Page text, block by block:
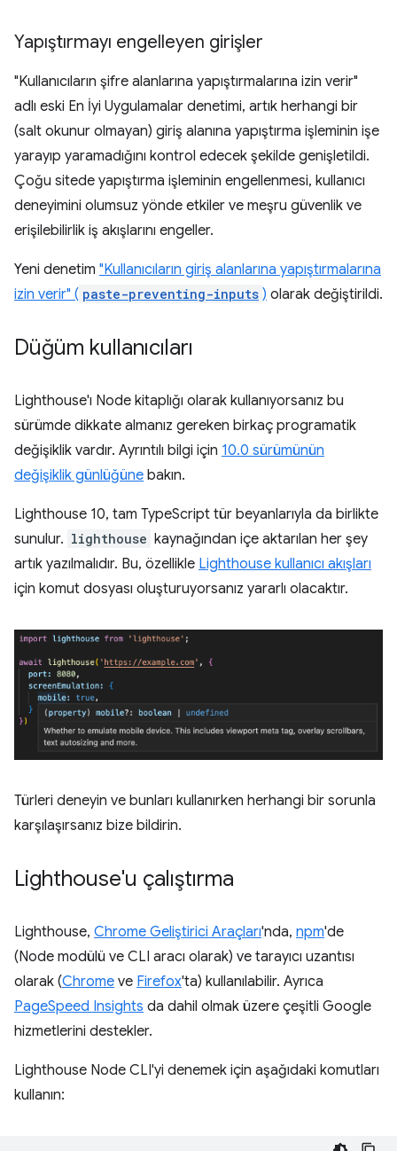
Yapıştırmayı engelleyen girişler
"Kullanıcıların şifre alanlarına yapıştırmalarına izin verir"
adlı eski En İyi Uygulamalar denetimi, artık herhangi bir
(salt okunur olmayan) giriş alanına yapıştırma işleminin işe
yarayıp yaramadığını kontrol edecek şekilde genişletildi.
Çoğu sitede yapıştırma işleminin engellenmesi, kullanıcı
deneyimini olumsuz yönde etkiler ve meşru güvenlik ve
erişilebilirlik iş akışlarını engeller.
Yeni denetim "Kullanıcıların giriş alanlarına yapıştırmalarına
izin verir" ( paste-preventing-inputs ) olarak değiştirildi.
Düğüm kullanıcıları
Lighthouse'ı Node kitaplığı olarak kullanıyorsanız bu
sürümde dikkate almanız gereken birkaç programatik
değişiklik vardır. Ayrıntılı bilgi için 10.0 sürümünün
değişiklik günlüğüne bakın.
Lighthouse 10, tam TypeScript tür beyanlarıyla da birlikte
sunulur. lighthouse kaynağından içe aktarılan her şey
artık yazılmalıdır. Bu, özellikle Lighthouse kullanıcı akışları
için komut dosyası oluşturuyorsanız yararlı olacaktır.
Türleri deneyin ve bunları kullanırken herhangi bir sorunla
karşılaşırsanız bize bildirin.
Lighthouse'u çalıştırma
Lighthouse, Chrome Geliştirici Araçları'nda, npm'de
(Node modülü ve CLI aracı olarak) ve tarayıcı uzantısı
olarak (Chrome ve Firefox'ta) kullanılabilir. Ayrıca
PageSpeed Insights da dahil olmak üzere çeşitli Google
hizmetlerini destekler.
Lighthouse Node CLI'yi denemek için aşağıdaki komutları
kullanın: